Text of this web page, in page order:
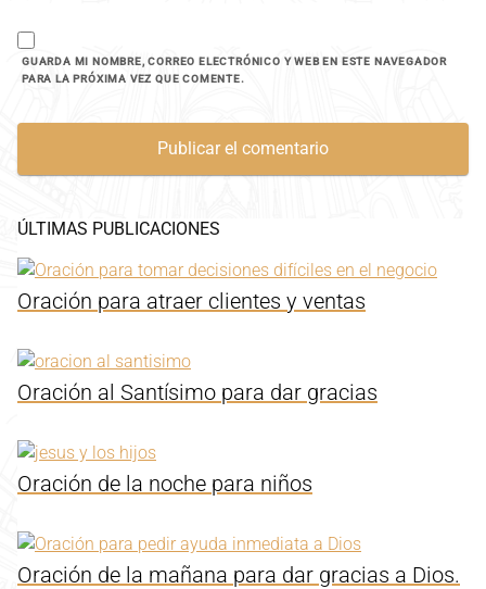
GUARDA MI NOMBRE, CORREO ELECTRÓNICO Y WEB EN ESTE NAVEGADOR
PARA LA PRÓXIMA VEZ QUE COMENTE.
ÚLTIMAS PUBLICACIONES
Oración para atraer clientes y ventas
Oración al Santísimo para dar gracias
Oración de la noche para niños
Oración de la mañana para dar gracias a Dios.